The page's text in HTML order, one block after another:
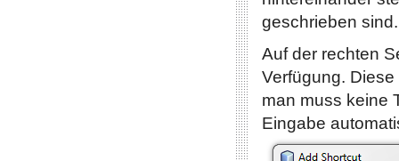
geschrieben sind.
Auf der rechten
Verfügung.
man muss keine
Eingabe